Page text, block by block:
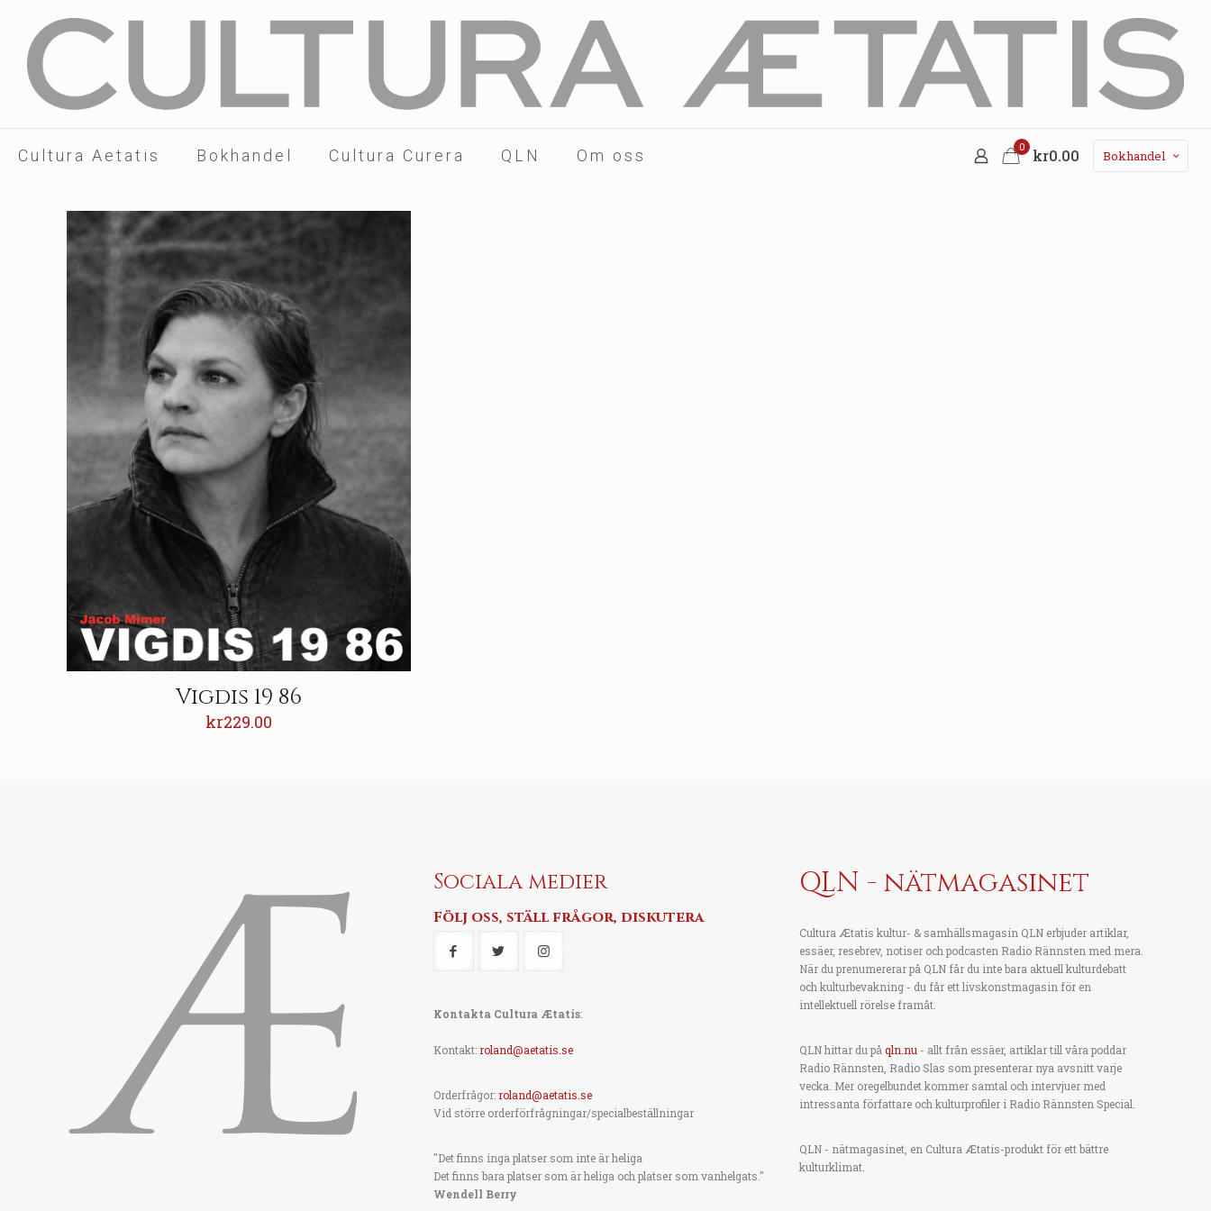
Cultura Aetatis Bokhandel Cultura Curera QLN Om oss 0 kr0.00 Bokhandel
Vigdis 19 86
kr229.00
Sociala medier
Följ oss, ställ frågor, diskutera
Kontakta Cultura Ætatis:
Kontakt: roland@aetatis.se
Orderfrågor: roland@aetatis.se
Vid större orderförfrågningar/specialbeställningar
"Det finns inga platser som inte är heliga
Det finns bara platser som är heliga och platser som vanhelgats."
Wendell Berry
QLN - nätmagasinet
Cultura Ætatis kultur- & samhällsmagasin QLN erbjuder artiklar,
essäer, resebrev, notiser och podcasten Radio Rännsten med mera.
När du prenumererar på QLN får du inte bara aktuell kulturdebatt
och kulturbevakning - du får ett livskonstmagasin för en
intellektuell rörelse framåt.
QLN hittar du påqln.nu - allt från essäer, artiklar till våra poddar
Radio Rännsten, Radio Slas som presenterar nya avsnitt varje
vecka. Mer oregelbundet kommer samtal och intervjuer med
intressanta författare och kulturprofiler i Radio Rännsten Special.
QLN - nätmagasinet, en Cultura Ætatis-produkt för ett bättre
kulturklimat.